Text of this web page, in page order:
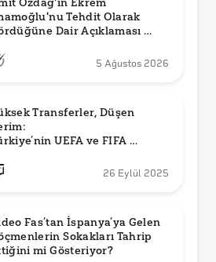
Özdağ'ın Ekrem
Tehdit Olarak
Dair Açıklaması
5 Ağustos 2026
Transferler, Düşen
UEFA ve FIFA
26 Eylül 2025
Fas’tan İspanya’ya Gelen
Sokakları Tahrip
mi Gösteriyor?